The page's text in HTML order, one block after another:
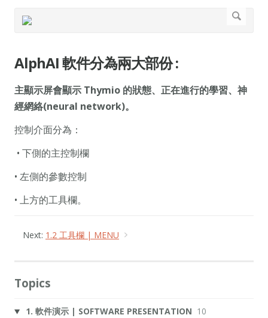
AlphAI 軟件分為兩大部份 :
主顯示屏會顯示 Thymio 的狀態、正在進行的學習、神
經網絡(neural network)。
控制介面分為：
• 下側的主控制欄
• 左側的參數控制
• 上方的工具欄。
Next: 1.2 工具欄 | MENU
Topics
1. 軟件演示 | SOFTWARE PRESENTATION 10